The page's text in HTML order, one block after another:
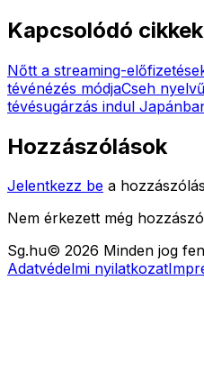
Kapcsolódó
Nőtt a streaming-
tévénézés módjaCseh
tévésugárzás indul
Hozzászólások
Jelentkezz be a
Nem érkezett még
Sg.hu© 2026 Minden jog
Adatvédelmi nyilatkozat